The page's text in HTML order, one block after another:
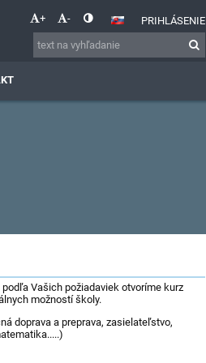
+ - PRIHLÁSENIE
Vašich požiadaviek otvoríme kurz
možností školy.
doprava a preprava, zasielateľstvo,